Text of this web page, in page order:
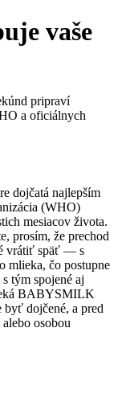
vaše
pripraví
a oficiálnych
dojčatá najlepším
(WHO)
mesiacov života.
prosím, že prechod
vrátiť späť — s
mlieka, čo postupne
tým spojené aj
BABYSMILK
byť dojčené, a pred
osobou